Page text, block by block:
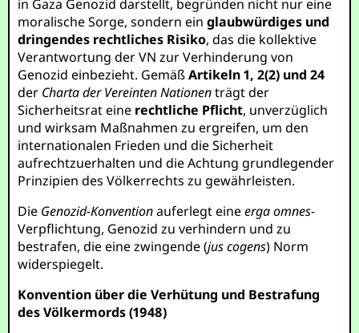
in Gaza Genozid darstellt, begründen nicht nur eine
moralische Sorge, sondern einglaubwürdiges und
dringendes rechtliches Risiko, das die kollektive
Verantwortung der VN zur Verhinderung von
Genozid einbezieht. GemäßArtikeln 1, 2(2) und 24
der Charta der Vereinten Nationenträgt der
Sicherheitsrat eine rechtliche Pflicht, unverzüglich
und wirksam Maßnahmen zu ergreifen, um den
internationalen Frieden und die Sicherheit
aufrechtzuerhalten und die Achtung grundlegender
Prinzipien des Völkerrechts zu gewährleisten.
Die Genozid-Konventionauferlegt eineerga omnes-
Verpflichtung, Genozid zu verhindern und zu
bestrafen, die eine zwingende (jus cogens) Norm
widerspiegelt.
Konvention über die Verhütung und Bestrafung
des Völkermords (1948)